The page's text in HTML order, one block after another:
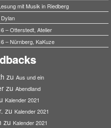
mit Musik in Riedberg
– Otterstedt, Atelier
– Nürnberg, KaKuze
zu Aus und ein
zu Abendland
Kalender 2021
zu Kalender 2021
zu Kalender 2021